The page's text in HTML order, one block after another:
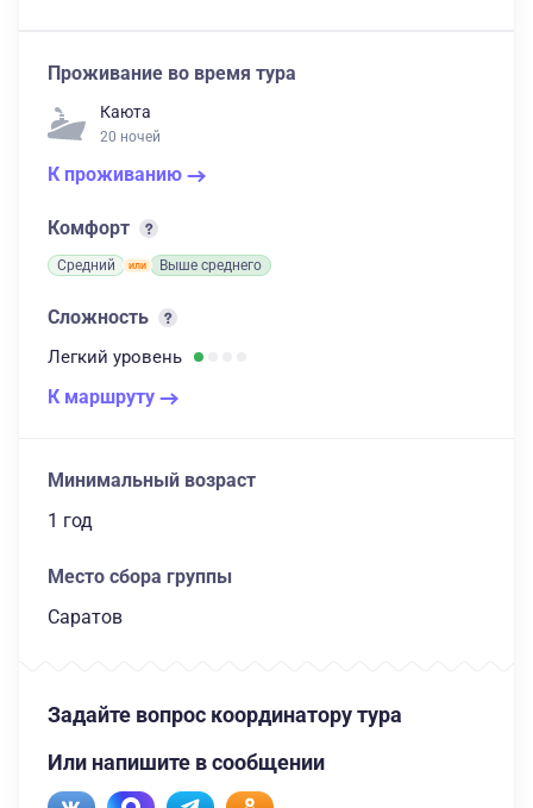
Проживание во время тура
Каюта
20 ночей
К проживанию
Комфорт
Средний Выше среднего
Сложность
Легкий уровень
К маршруту
Минимальный возраст
1 год
Место сбора группы
Саратов
Задайте вопрос координатору тура
Или напишите в сообщении